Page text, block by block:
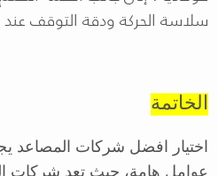
سلاسة الحركة ودقة التوقف عند
الخاتمة
اختيار افضل شركات المصاعد
عوامل هامة، حيث تعد شركات